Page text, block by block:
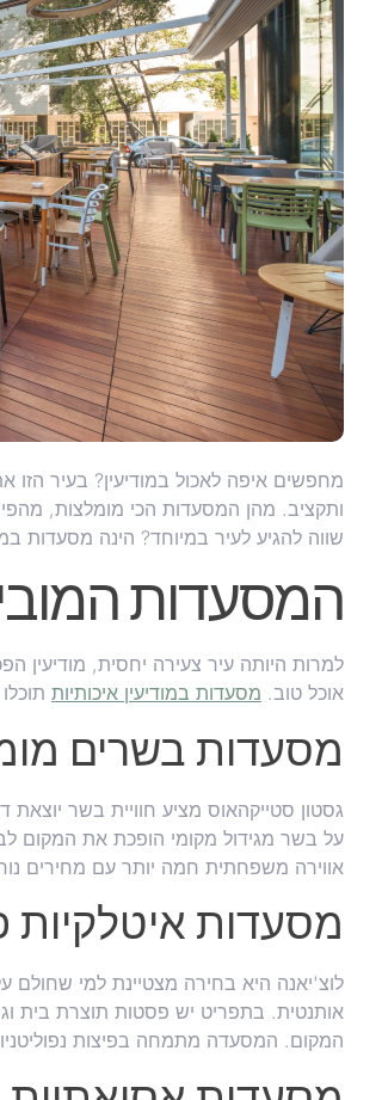
מחפשים איפה לאכול במודיעין? בעיר הזו
ותקציב. מהן המסעדות הכי מומלצות,
שווה להגיע לעיר במיוחד? הינה מסעדות
המסעדות
למרות היותה עיר צעירה יחסית,
אוכל טוב. מסעדות במודיעין איכותיות
מסעדות בשרים
על בשר מגידול מקומי הופכת את המקום
אווירה משפחתית חמה יותר עם מחירים
מסעדות איטלקיות
לוצ'יאנה היא בחירה מצטיינת למי
אותנטית. בתפריט יש פסטות תוצרת בית
המקום. המסעדה מתמחה בפיצות